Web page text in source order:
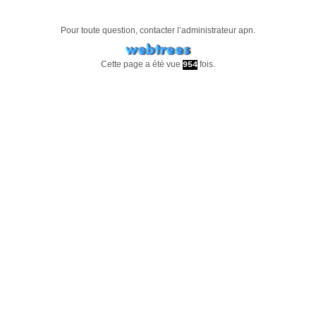
Pour toute question, contacter l’administrateur apn.
Cette page a été vue 954 fois.